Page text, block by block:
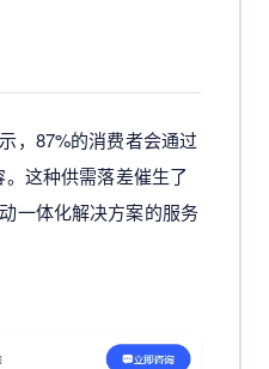
，87%的消费者会通过
这种供需落差催生了
一体化解决方案的服务